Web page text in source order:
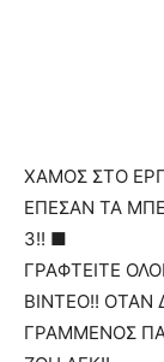
ΧΑΜΟΣ ΣΤΟ
ΕΠΕΣΑΝ ΤΑ
3!! ■
ΓΡΑΦΤΕΙΤΕ
ΒΙΝΤΕΟ!! ΟΤΑΝ
ΓΡΑΜΜΕΝΟΣ